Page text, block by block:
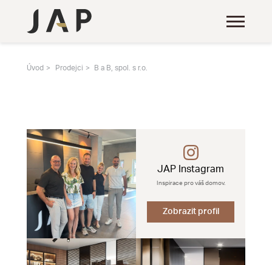
Úvod Prodejci B a B, spol. s r.o.
JAP Instagram
Inspirace pro váš domov.
Zobrazit profil